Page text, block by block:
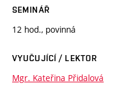
SEMINÁŘ
12 hod., povinná
VYUČUJÍCÍ / LEKTOR
Mgr. Kateřina Přidalová